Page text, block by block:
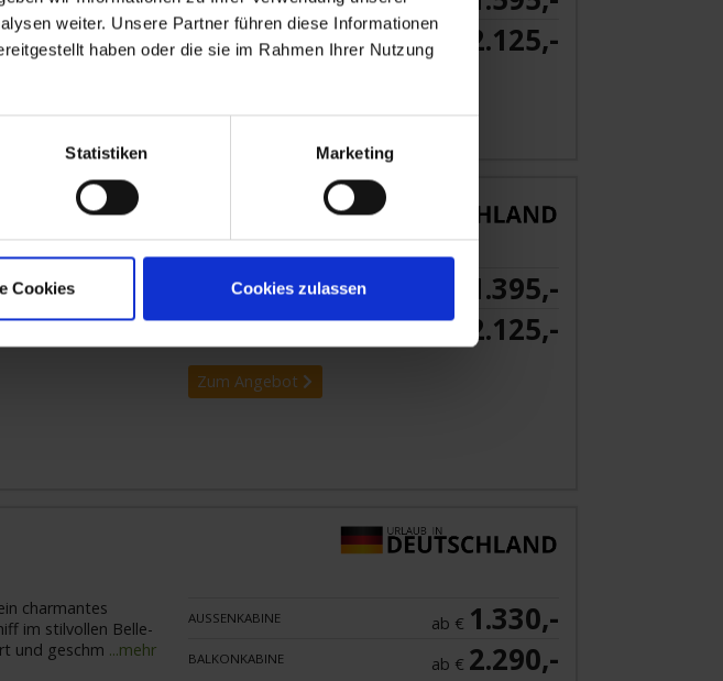
weiter. Unsere Partner führen diese Informationen
haben oder die sie im Rahmen Ihrer Nutzung
Statistiken Marketing
Cookies Cookies zulassen
SUITE ab € 2.125,-
Starten Sie in der
AUSSENKABINE 1.395,-
2.125,-
Zum Angebot
charmantes
im stilvollen Belle-
und geschm ...mehr
AUSSENKABINE ab € 1.330,-
BALKONKABINE ab € 2.290,-